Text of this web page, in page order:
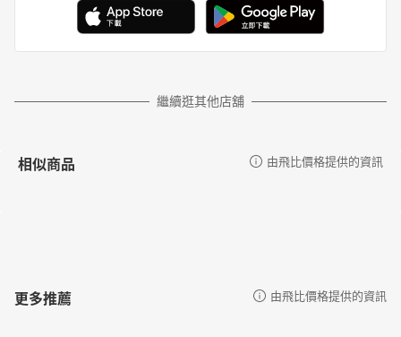
繼續逛其他店舖
相似商品 由飛比價格提供的資訊
更多推薦 由飛比價格提供的資訊